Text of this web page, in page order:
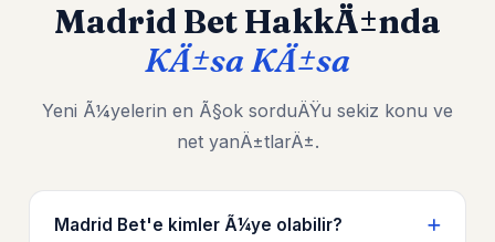
Madrid Bet HakkÄ±nda
KÄ±sa KÄ±sa
Yeni Ã¼yelerin en Ã§ok sorduÄŸu sekiz konu ve
net yanÄ±tlarÄ±.
Madrid Bet'e kimler Ã¼ye olabilir?